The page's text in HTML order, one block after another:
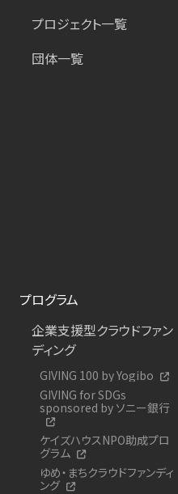
プロジェクト一覧
団体一覧
プログラム
企業支援型クラウドファン
ディング
GIVING 100 by Yogibo
GIVING for SDGs
sponsored by ソニー銀行
ケイズハウスNPO助成プロ
グラム
ゆめ・まちクラウドファンディ
ング